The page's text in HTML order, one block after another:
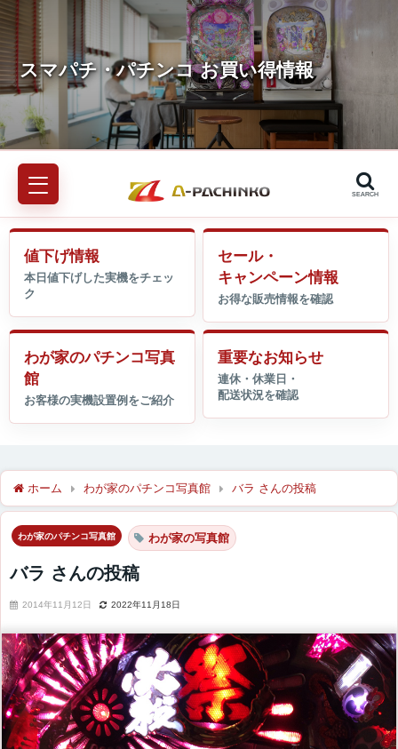
SEARCH
値下げ情報
セール・
キャンペーン情報
わが家のパチンコ写真
館
重要なお知らせ
ホーム わが家のパチンコ写真館 バラ さんの投稿
わが家のパチンコ写真館 わが家の写真館
バラ さんの投稿
2014年11月12日 2022年11月18日